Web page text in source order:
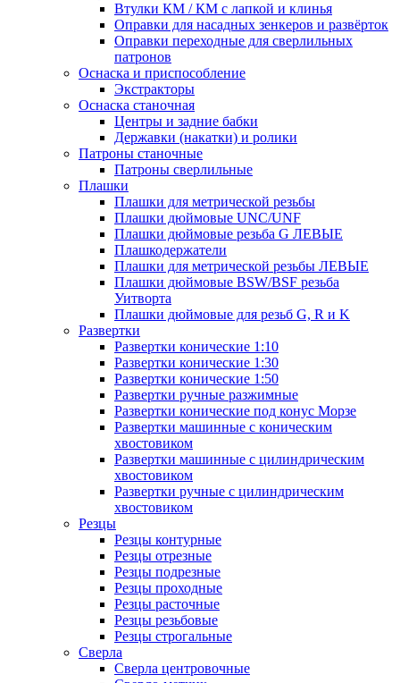
Втулки КМ / КМ с лапкой и клинья
Оправки для насадных зенкеров и развёрток
Оправки переходные для сверлильных
патронов
Оснаска и приспособление
Экстракторы
Оснаска станочная
Центры и задние бабки
Державки (накатки) и ролики
Патроны станочные
Патроны сверлильные
Плашки
Плашки для метрической резьбы
Плашки дюймовые UNC/UNF
Плашки дюймовые резьба G ЛЕВЫЕ
Плашкодержатели
Плашки для метрической резьбы ЛЕВЫЕ
Плашки дюймовые BSW/BSF резьба
Уитворта
Плашки дюймовые для резьб G, R и K
Развертки
Развертки конические 1:10
Развертки конические 1:30
Развертки конические 1:50
Развертки ручные разжимные
Развертки конические под конус Морзе
Развертки машинные с коническим
хвостовиком
Развертки машинные с цилиндрическим
хвостовиком
Развертки ручные с цилиндрическим
хвостовиком
Резцы
Резцы контурные
Резцы отрезные
Резцы подрезные
Резцы проходные
Резцы расточные
Резцы резьбовые
Резцы строгальные
Сверла
Сверла центровочные